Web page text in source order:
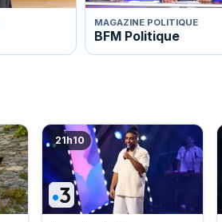
MAGAZINE POLITIQUE
BFM Politique
21h10